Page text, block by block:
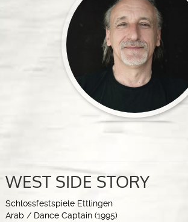
WEST SIDE STORY
Schlossfestspiele Ettlingen
Arab / Dance Captain (1995)